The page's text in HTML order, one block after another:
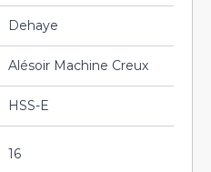
Dehaye
Alésoir Machine Creux
HSS-E
16